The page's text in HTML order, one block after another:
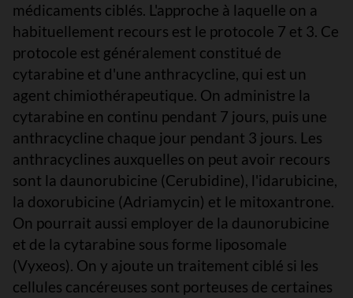
médicaments ciblés. L'approche à laquelle on a
habituellement recours est le protocole 7 et 3. Ce
protocole est généralement constitué de
cytarabine et d'une anthracycline, qui est un
agent chimiothérapeutique. On administre la
cytarabine en continu pendant 7 jours, puis une
anthracycline chaque jour pendant 3 jours. Les
anthracyclines auxquelles on peut avoir recours
sont la daunorubicine (Cerubidine), l'idarubicine,
la doxorubicine (Adriamycin) et le mitoxantrone.
On pourrait aussi employer de la daunorubicine
et de la cytarabine sous forme liposomale
(Vyxeos). On y ajoute un traitement ciblé si les
cellules cancéreuses sont porteuses de certaines